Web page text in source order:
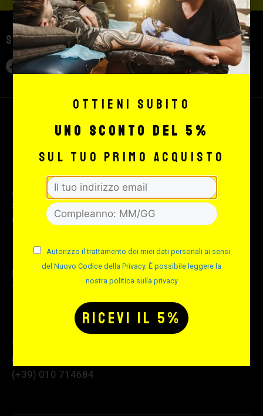
Seguici sui social
© 2026 Max Signorello Tattoo
supply srl.
All rights reserved.
P.IVA e C.F. e Reg. Imprese 02189670991
VAT number: IT02189670991
Via Albisola 31 – 16162 Genova GE
Per info e assistenza telefonica:
(+39) 010 714684
Ottieni subito
uno sconto del 5%
sul tuo primo acquisto
Autorizzo il trattamento dei miei dati personali ai sensi
del Nuovo Codice della Privacy. È possibile leggere la
nostra politica sulla privacy